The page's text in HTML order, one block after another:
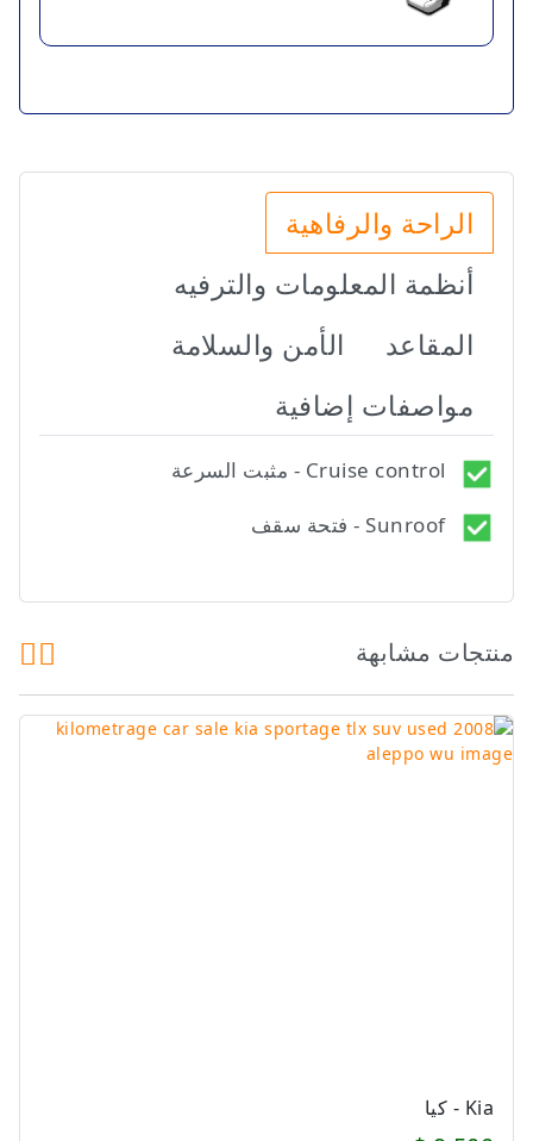
الراحة والرفاهية
أنظمة المعلومات والترفيه
المقاعد
الأمن والسلامة
مواصفات إضافية
Cruise control - مثبت السرعة
Sunroof - فتحة سقف
منتجات مشابهة
Kia - كيا